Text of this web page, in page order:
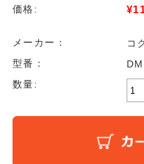
価格:
メーカー：
コ
型番：
数量: